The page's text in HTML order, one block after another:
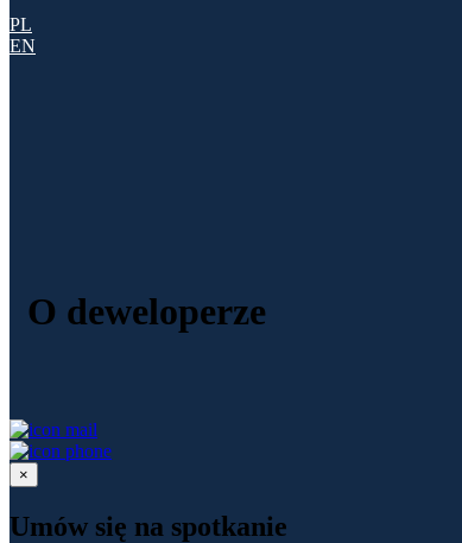
PL
EN
O deweloperze
×
Umów się na spotkanie